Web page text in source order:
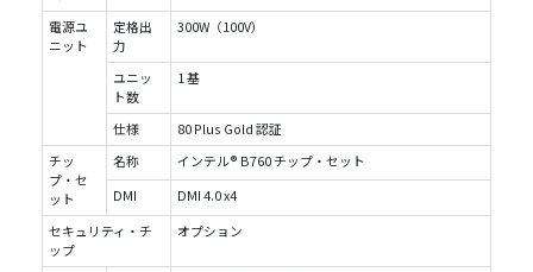
電源ユ
ニット
定格出
力
300W（100V）
ユニッ
ト数
1 基
仕様
80 Plus Gold 認証
チッ
プ・セ
ット
名称
インテル® B760 チップ・セット
DMI
DMI 4.0 x4
セキュリティ・チ
ップ
オプション